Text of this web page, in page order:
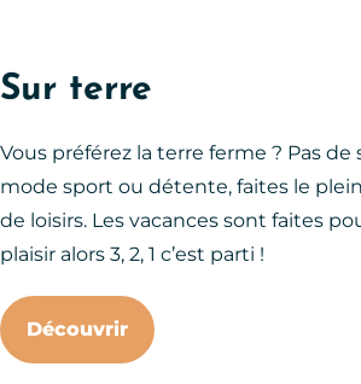
Sur terre
Vous préférez la terre ferme ? Pas de
mode sport ou détente, faites le
de loisirs. Les vacances sont faites
plaisir alors 3, 2, 1 c’est parti !
Découvrir